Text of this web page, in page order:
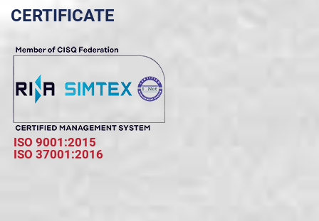
CERTIFICATE
ISO 9001:2015
ISO 37001:2016